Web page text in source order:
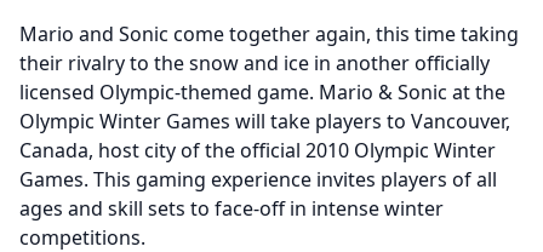
Mario and Sonic come together again, this time taking
their rivalry to the snow and ice in another officially
licensed Olympic-themed game. Mario & Sonic at the
Olympic Winter Games will take players to Vancouver,
Canada, host city of the official 2010 Olympic Winter
Games. This gaming experience invites players of all
ages and skill sets to face-off in intense winter
competitions.